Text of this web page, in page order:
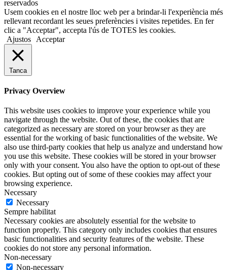
reservados
Usem cookies en el nostre lloc web per a brindar-li l'experiència més
rellevant recordant les seues preferències i visites repetides. En fer
clic a "Acceptar", accepta l'ús de TOTES les cookies.
Ajustos
Acceptar
Tanca
Privacy Overview
This website uses cookies to improve your experience while you
navigate through the website. Out of these, the cookies that are
categorized as necessary are stored on your browser as they are
essential for the working of basic functionalities of the website. We
also use third-party cookies that help us analyze and understand how
you use this website. These cookies will be stored in your browser
only with your consent. You also have the option to opt-out of these
cookies. But opting out of some of these cookies may affect your
browsing experience.
Necessary
Necessary
Sempre habilitat
Necessary cookies are absolutely essential for the website to
function properly. This category only includes cookies that ensures
basic functionalities and security features of the website. These
cookies do not store any personal information.
Non-necessary
Non-necessary